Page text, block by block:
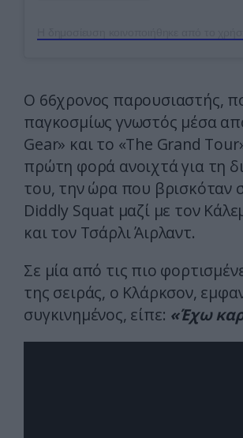
Ο 66χρονος παρουσιαστής,
παγκοσμίως γνωστός μέσα
Gear» και το «The Grand
πρώτη φορά ανοιχτά για τη
του, την ώρα που βρισκόταν
Diddly Squat μαζί με τον
και τον Τσάρλι Άιρλαντ.
Σε μία από τις πιο
της σειράς, ο Κλάρκσον,
συγκινημένος, είπε: «Έχω